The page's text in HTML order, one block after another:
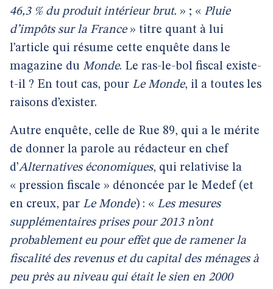
46,3 % du produit intérieur brut. » ; « Pluie
d’impôts sur la France» titre quant à lui
l’article qui résume cette enquête dans le
magazine du Monde. Le ras-le-bol fiscal existe-
t-il ? En tout cas, pour Le Monde, il a toutes les
raisons d’exister.
Autre enquête, celle de Rue 89, qui a le mérite
de donner la parole au rédacteur en chef
d’Alternatives économiques, qui relativise la
« pression fiscale » dénoncée par le Medef (et
en creux, par Le Monde) : « Les mesures
supplémentaires prises pour 2013 n’ont
probablement eu pour effet que de ramener la
fiscalité des revenus et du capital des ménages à
peu près au niveau qui était le sien en 2000